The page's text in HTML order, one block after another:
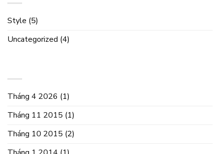
Style (5)
Uncategorized (4)
Tháng 4 2026 (1)
Tháng 11 2015 (1)
Tháng 10 2015 (2)